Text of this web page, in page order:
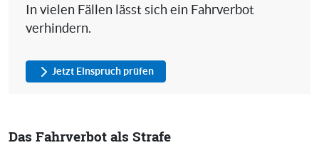
In vielen Fällen lässt sich ein Fahrverbot
verhindern.
Jetzt Einspruch prüfen
Das Fahrverbot als Strafe